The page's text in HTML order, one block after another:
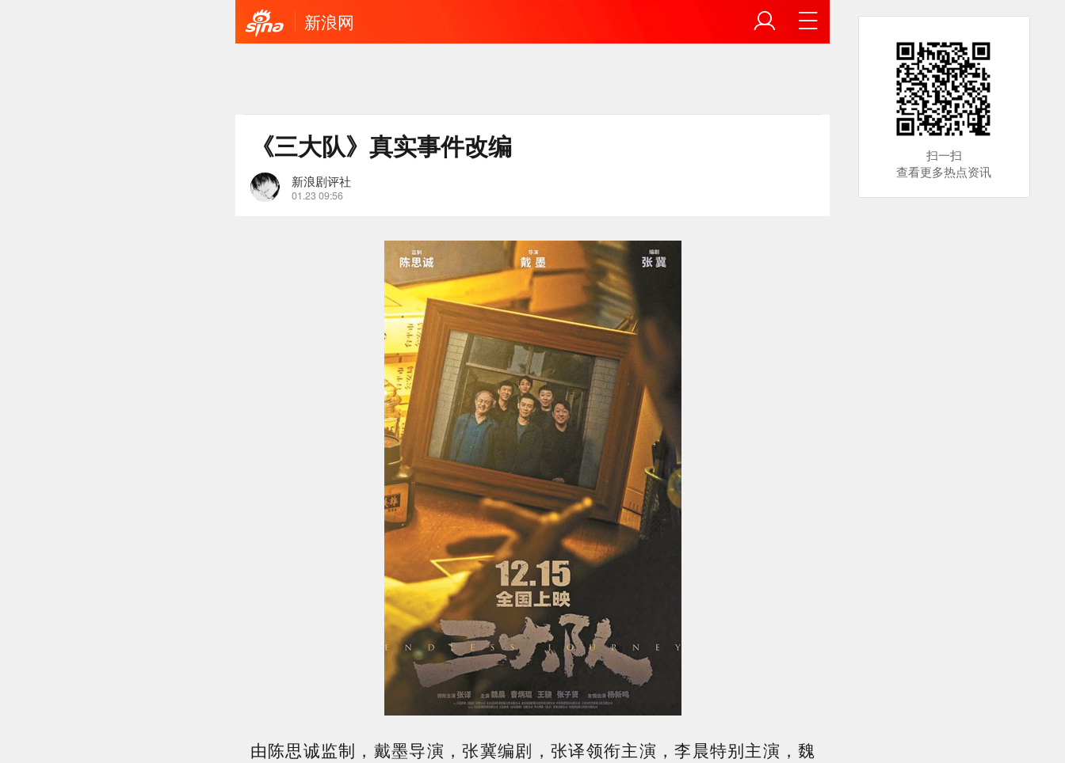
新浪网
《三大队》真实事件改编
新浪剧评社
01.23 09:56
由陈思诚监制，戴墨导演，张冀编剧，张译领衔主演，李晨特别主演，魏
扫一扫
查看更多热点资讯